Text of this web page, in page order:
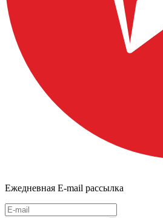
Ежедневная E-mail рассылка